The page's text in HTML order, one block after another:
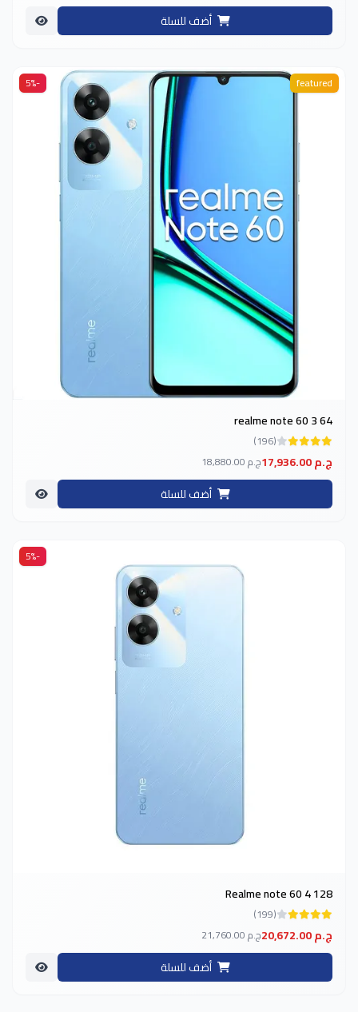
أضف للسلة
-5% featured
realme note 60 3 64
(196)
17,936.00 ج.م 18,880.00 ج.م
أضف للسلة
-5%
Realme note 60 4 128
(199)
20,672.00 ج.م 21,760.00 ج.م
أضف للسلة